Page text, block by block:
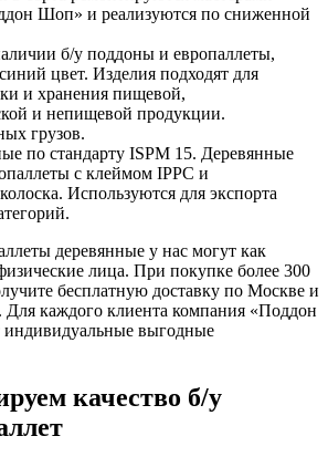
Шоп» и реализуются по сниженной
б/у поддоны и европаллеты,
цвет. Изделия подходят для
и хранения пищевой,
и непищевой продукции.
грузов.
по стандарту ISPM 15. Деревянные
с клеймом IPPC и
Используются для экспорта
деревянные у нас могут как
лица. При покупке более 300
бесплатную доставку по Москве и
Для каждого клиента компания «Поддон
индивидуальные выгодные
качество б/у